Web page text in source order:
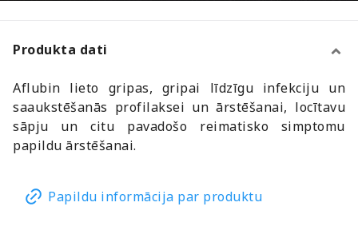
Produkta dati
Aflubin lieto gripas, gripai līdzīgu infekciju un
saaukstēšanās profilaksei un ārstēšanai, locītavu
sāpju un citu pavadošo reimatisko simptomu
papildu ārstēšanai.
Papildu informācija par produktu